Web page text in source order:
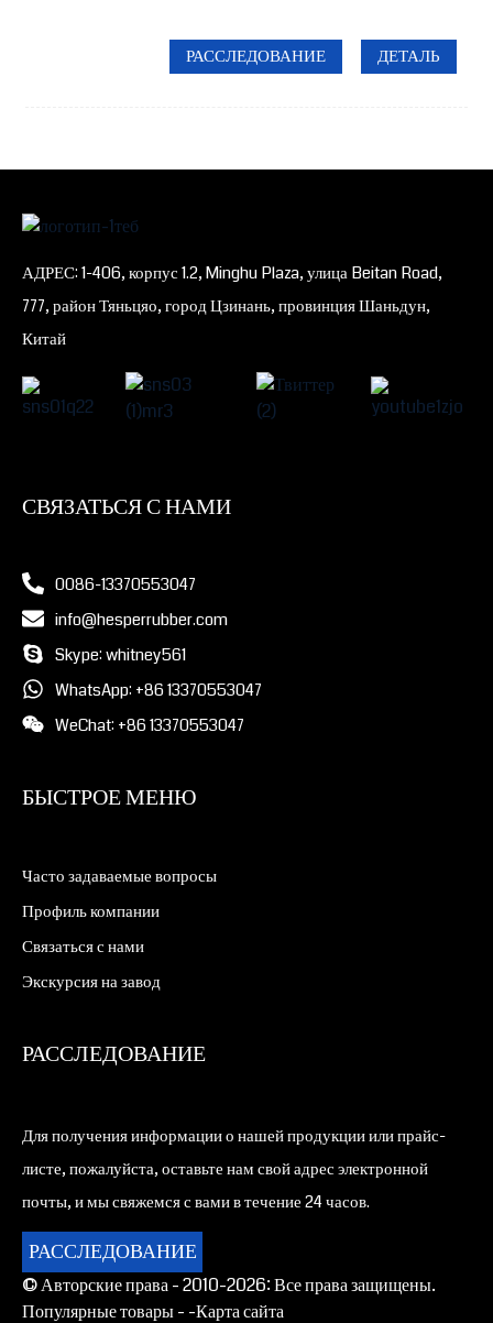
РАССЛЕДОВАНИЕ ДЕТАЛЬ
АДРЕС: 1-406, корпус 1.2, Minghu Plaza, улица Beitan Road,
777, район Тяньцяо, город Цзинань, провинция Шаньдун,
Китай
СВЯЗАТЬСЯ С НАМИ
0086-13370553047
info@hesperrubber.com
Skype: whitney561
WhatsApp: +86 13370553047
WeChat: +86 13370553047
БЫСТРОЕ МЕНЮ
Часто задаваемые вопросы
Профиль компании
Связаться с нами
Экскурсия на завод
РАССЛЕДОВАНИЕ
Для получения информации о нашей продукции или прайс-
листе, пожалуйста, оставьте нам свой адрес электронной
почты, и мы свяжемся с вами в течение 24 часов.
РАССЛЕДОВАНИЕ
© Авторские права - 2010-2026: Все права защищены.
Популярные товары - -Карта сайта